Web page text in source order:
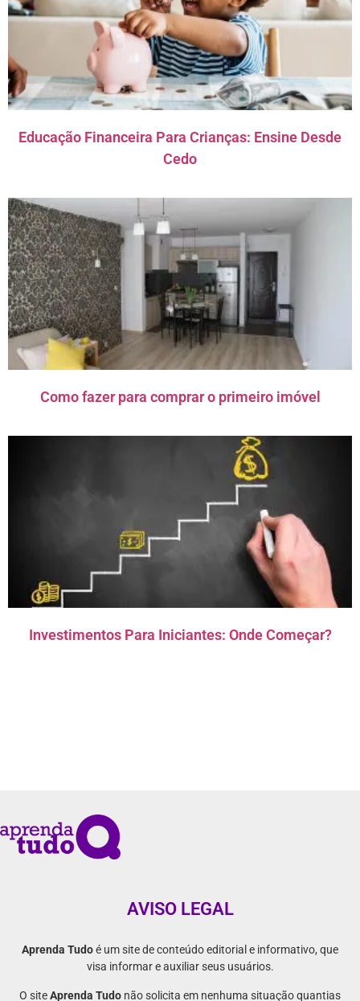
Educação Financeira Para Crianças: Ensine Desde
Cedo
Como fazer para comprar o primeiro imóvel
Investimentos Para Iniciantes: Onde Começar?
AVISO LEGAL
Aprenda Tudoé um site de conteúdo editorial e informativo, que
visa informar e auxiliar seus usuários.
O siteAprenda Tudo não solicita em nenhuma situação quantias